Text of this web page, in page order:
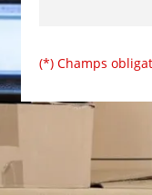
(*) Champs